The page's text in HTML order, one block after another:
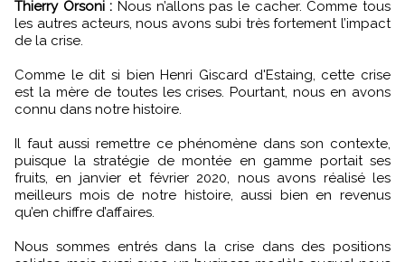
Thierry Orsoni : Nous n’allons pas le cacher. Comme tous
les autres acteurs, nous avons subi très fortement l’impact
de la crise.
Comme le dit si bien Henri Giscard d'Estaing, cette crise
est la mère de toutes les crises. Pourtant, nous en avons
connu dans notre histoire.
Il faut aussi remettre ce phénomène dans son contexte,
puisque la stratégie de montée en gamme portait ses
fruits, en janvier et février 2020, nous avons réalisé les
meilleurs mois de notre histoire, aussi bien en revenus
qu’en chiffre d’affaires.
Nous sommes entrés dans la crise dans des positions